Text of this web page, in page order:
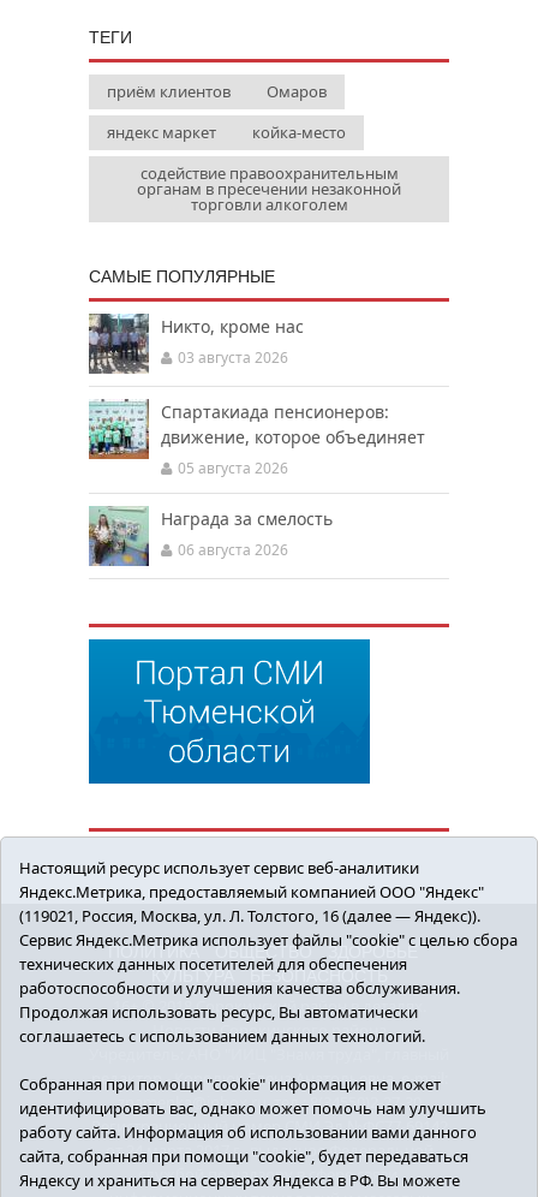
ТЕГИ
приём клиентов
Омаров
яндекс маркет
койка-место
содействие правоохранительным
органам в пресечении незаконной
торговли алкоголем
САМЫЕ ПОПУЛЯРНЫЕ
Никто, кроме нас
03 августа 2026
Спартакиада пенсионеров:
движение, которое объединяет
05 августа 2026
Награда за смелость
06 августа 2026
ПОЛИТИКА ОБЩЕСТВО
ЗДОРОВЬЕ
КУЛЬТУРА
БЕЗОПАСНОСТЬ
16+ © 2018 Сорокинский район в деталях.
Новости Сорокинского района
редактор - Королюк Елена Анатольевна, e-mail:
znamenka@inbox.ru, тел.: 8(34550)2-27-30
Регистрационный номер СМИ Эл №ФС77-69142
от 24 марта 2017 г., выданное Федеральной
службой по надзору в сфере связи,
Настоящий ресурс использует сервис веб-аналитики
Яндекс.Метрика, предоставляемый компанией ООО "Яндекс"
(119021, Россия, Москва, ул. Л. Толстого, 16 (далее — Яндекс)).
Сервис Яндекс.Метрика использует файлы "cookie" с целью сбора
технических данных посетителей для обеспечения
работоспособности и улучшения качества обслуживания.
Продолжая использовать ресурс, Вы автоматически
соглашаетесь с использованием данных технологий.
Собранная при помощи "cookie" информация не может
идентифицировать вас, однако может помочь нам улучшить
работу сайта. Информация об использовании вами данного
сайта, собранная при помощи "cookie", будет передаваться
Яндексу и храниться на серверах Яндекса в РФ. Вы можете